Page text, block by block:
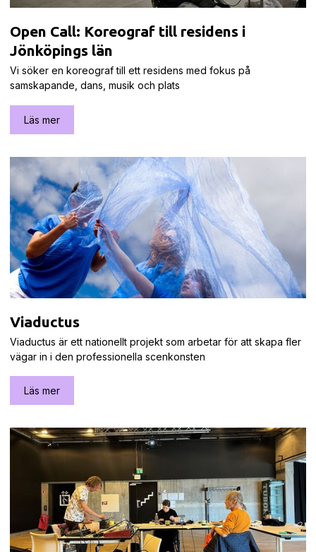
Open Call: Koreograf till residens i
Jönköpings län
Vi söker en koreograf till ett residens med fokus på
samskapande, dans, musik och plats
Läs mer
Viaductus
Viaductus är ett nationellt projekt som arbetar för att skapa fler
vägar in i den professionella scenkonsten
Läs mer